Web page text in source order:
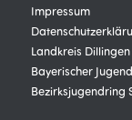
Impressum
Landkreis
Bayerischer
Bezirksjugendring